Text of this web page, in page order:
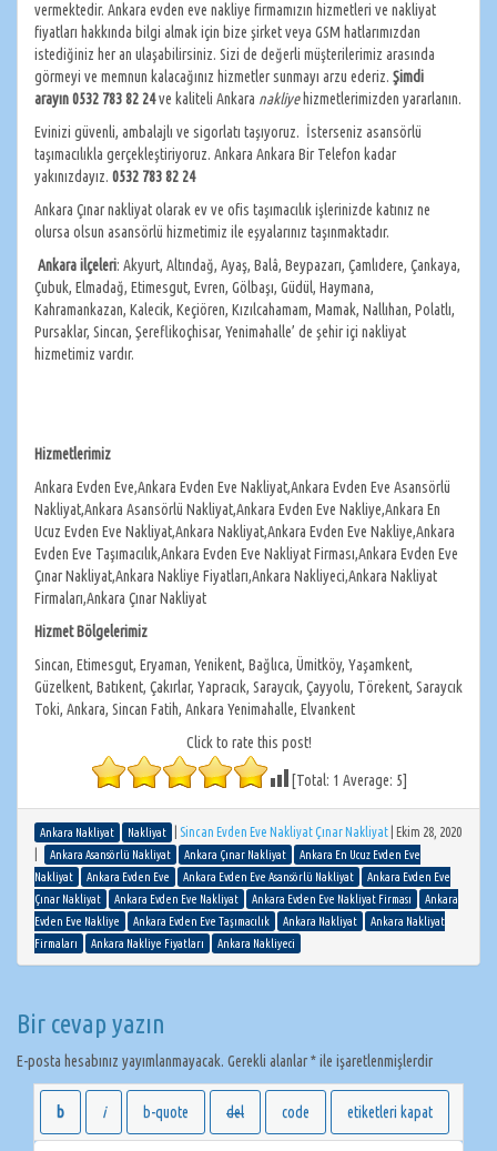
vermektedir. Ankara evden eve nakliye firmamızın hizmetleri ve nakliyat
fiyatları hakkında bilgi almak için bize şirket veya GSM hatlarımızdan
istediğiniz her an ulaşabilirsiniz. Sizi de değerli müşterilerimiz arasında
görmeyi ve memnun kalacağınız hizmetler sunmayı arzu ederiz. Şimdi
arayın0532 783 82 24ve kaliteli Ankara nakliyehizmetlerimizden yararlanın.
Evinizi güvenli, ambalajlı ve sigorlatı taşıyoruz. İsterseniz asansörlü
taşımacılıkla gerçekleştiriyoruz. Ankara Ankara Bir Telefon kadar
yakınızdayız. 0532 783 82 24
Ankara Çınar nakliyat olarak ev ve ofis taşımacılık işlerinizde katınız ne
olursa olsun asansörlü hizmetimiz ile eşyalarınız taşınmaktadır.
Ankarailçeleri: Akyurt, Altındağ, Ayaş, Balâ, Beypazarı, Çamlıdere, Çankaya,
Çubuk, Elmadağ, Etimesgut, Evren, Gölbaşı, Güdül, Haymana,
Kahramankazan, Kalecik, Keçiören, Kızılcahamam, Mamak, Nallıhan, Polatlı,
Pursaklar, Sincan, Şereflikoçhisar, Yenimahalle’ de şehir içi nakliyat
hizmetimiz vardır.
Hizmetlerimiz
Ankara Evden Eve,Ankara Evden Eve Nakliyat,Ankara Evden Eve Asansörlü
Nakliyat,Ankara Asansörlü Nakliyat,Ankara Evden Eve Nakliye,Ankara En
Ucuz Evden Eve Nakliyat,Ankara Nakliyat,Ankara Evden Eve Nakliye,Ankara
Evden Eve Taşımacılık,Ankara Evden Eve Nakliyat Firması,Ankara Evden Eve
Çınar Nakliyat,Ankara Nakliye Fiyatları,Ankara Nakliyeci,Ankara Nakliyat
Firmaları,Ankara Çınar Nakliyat
Hizmet Bölgelerimiz
Sincan, Etimesgut, Eryaman, Yenikent, Bağlıca, Ümitköy, Yaşamkent,
Güzelkent, Batıkent, Çakırlar, Yapracık, Saraycık, Çayyolu, Törekent, Saraycık
Toki, Ankara, Sincan Fatih, Ankara Yenimahalle, Elvankent
Click to rate this post!
[Total: 1 Average: 5]
Ankara Nakliyat Nakliyat Sincan Evden Eve Nakliyat Çınar Nakliyat
Ekim 28, 2020
Ankara Asansörlü Nakliyat Ankara Çınar Nakliyat
Ankara En Ucuz Evden Eve
Nakliyat
Ankara Evden Eve Ankara Evden Eve Asansörlü Nakliyat
Ankara Evden Eve
Çınar Nakliyat
Ankara Evden Eve Nakliyat Ankara Evden Eve Nakliyat Firması
Ankara
Evden Eve Nakliye
Ankara Evden Eve Taşımacılık Ankara Nakliyat
Ankara Nakliyat
Firmaları
Ankara Nakliye Fiyatları Ankara Nakliyeci
Bir cevap yazın
E-posta hesabınız yayımlanmayacak. Gerekli alanlar*ile işaretlenmişlerdir